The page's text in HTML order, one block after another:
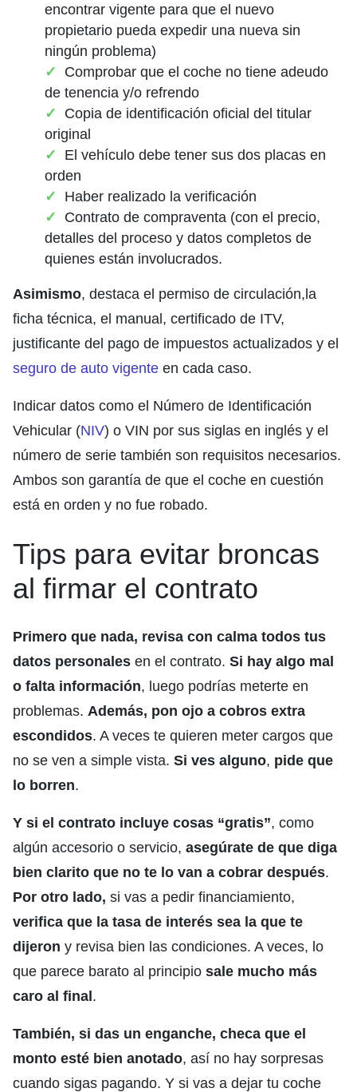
encontrar vigente para que el nuevo
propietario pueda expedir una nueva sin
ningún problema)
Comprobar que el coche no tiene adeudo
de tenencia y/o refrendo
Copia de identificación oficial del titular
original
El vehículo debe tener sus dos placas en
orden
Haber realizado la verificación
Contrato de compraventa (con el precio,
detalles del proceso y datos completos de
quienes están involucrados.
Asimismo, destaca el permiso de circulación,la
ficha técnica, el manual, certificado de ITV,
justificante del pago de impuestos actualizados y el
seguro de auto vigente en cada caso.
Indicar datos como el Número de Identificación
Vehicular (NIV) o VIN por sus siglas en inglés y el
número de serie también son requisitos necesarios.
Ambos son garantía de que el coche en cuestión
está en orden y no fue robado.
Tips para evitar broncas
al firmar el contrato
Primero que nada, revisa con calma todos tus
datos personales en el contrato. Si hay algo mal
o falta información, luego podrías meterte en
problemas. Además, pon ojo a cobros extra
escondidos. A veces te quieren meter cargos que
no se ven a simple vista. Si ves alguno, pide que
lo borren.
Y si el contrato incluye cosas “gratis”, como
algún accesorio o servicio, asegúrate de que diga
bien clarito que no te lo van a cobrar después.
Por otro lado, si vas a pedir financiamiento,
verifica que la tasa de interés sea la que te
dijeron y revisa bien las condiciones. A veces, lo
que parece barato al principio sale mucho más
caro al final.
También, si das un enganche, checa que el
monto esté bien anotado, así no hay sorpresas
cuando sigas pagando. Y si vas a dejar tu coche